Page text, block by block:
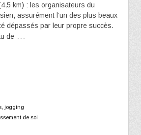
km) : les organisateurs du
assurément l’un des plus beaux
dépassés par leur propre succès.
de …
jogging
de soi